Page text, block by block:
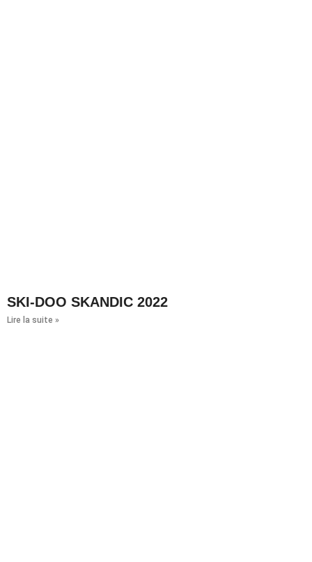
SKI-DOO SKANDIC 2022
Lire la suite »